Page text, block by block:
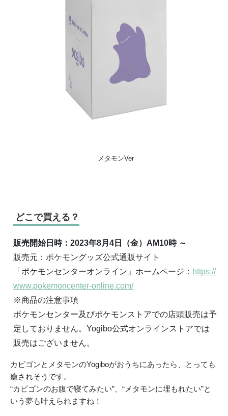
メタモンVer
どこで買える？
販売開始日時：2023年8月4日（金）AM10時 ～
販売元：ポケモングッズ公式通販サイト
「ポケモンセンターオンライン」ホームページ： https://
www.pokemoncenter-online.com/
※商品の注意事項
ポケモンセンター及びポケモンストアでの店頭販売は予
定しておりません。Yogibo公式オンラインストアでは
販売はございません。
カビゴンとメタモンのYogiboがおうちにあったら、とっても
癒されそうです。
“カビゴンのお腹で寝てみたい”、“メタモンに埋もれたい”と
いう夢も叶えられますね！